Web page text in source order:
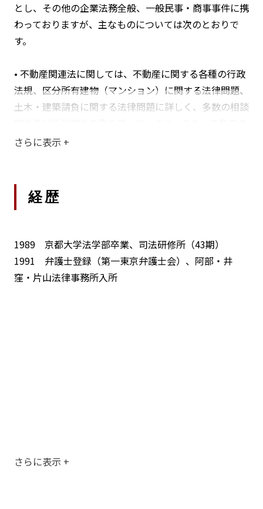
経歴
1989 京都大学法学部卒業、司法研修所（43期）
1991 弁護士登録（第一東京弁護士会）、阿部・井
窪・片山法律事務所入所
さらに表示 +
とし、その他の企業法務全般、一般民事・商事事件に携
わっておりますが、主なものについては次のとおりで
す。
• 不動産関連法に関しては、不動産に関する各種の行政
法規、区分所有建物（マンション）に関する法律問題、
土木・建築請負に関する法律問題に詳しく、多数の相談
流動化案件にも多数関与しております。
• 事業再生分野に関しては、多数の会社更生事件、民事
判所を利用しない私的な事業再建についても、さまざま
な立場でアドバイス等を行っております。
早期の事業再生の一助となり、日本を元気にしていくこ
さらに表示 +